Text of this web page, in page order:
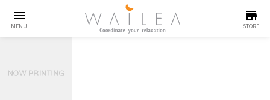
menu
MENU
store
STORE